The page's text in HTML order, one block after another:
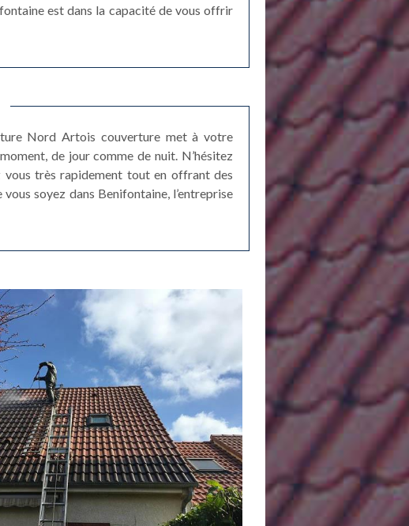
est dans la capacité de vous offrir
Nord Artois couverture met à votre
de jour comme de nuit. N’hésitez
très rapidement tout en offrant des
soyez dans Benifontaine, l’entreprise